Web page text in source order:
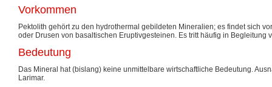
Vorkommen
Pektolith gehört zu den hydrothermal gebildeten Mineralien; es findet sich
oder Drusen von basaltischen Eruptivgesteinen. Es tritt häufig in Begleitung
Bedeutung
Das Mineral hat (bislang) keine unmittelbare wirtschaftliche Bedeutung.
Larimar.